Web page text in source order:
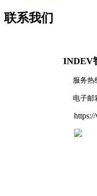
联系我们
INDEV
服务热
电子邮